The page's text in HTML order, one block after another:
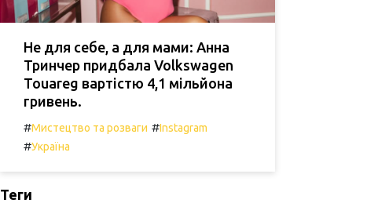
Не для себе, а для мами: Анна
Тринчер придбала Volkswagen
Touareg вартістю 4,1 мільйона
гривень.
#Мистецтво та розваги #Instagram
#Україна
Теги